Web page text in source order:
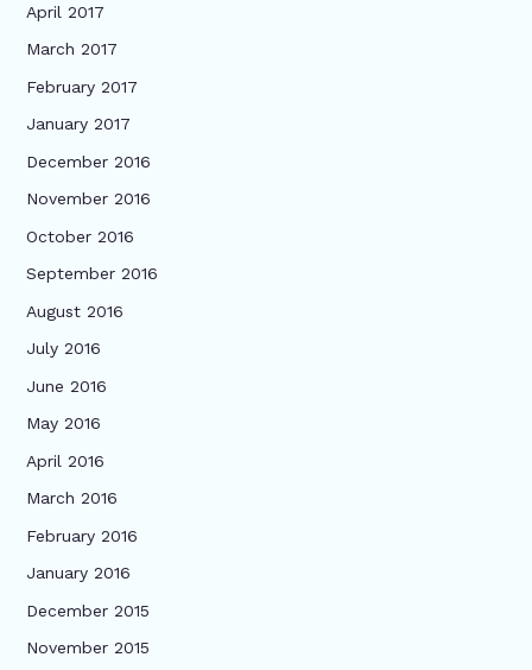
April 2017
March 2017
February 2017
January 2017
December 2016
November 2016
October 2016
September 2016
August 2016
July 2016
June 2016
May 2016
April 2016
March 2016
February 2016
January 2016
December 2015
November 2015